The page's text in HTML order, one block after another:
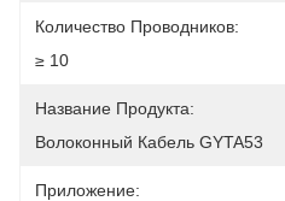
Количество Проводников:
≥ 10
Название Продукта:
Волоконный Кабель GYTA53
Приложение: